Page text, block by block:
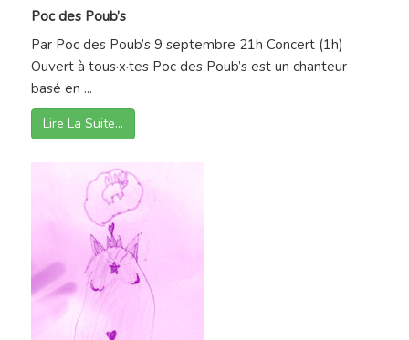
Poc des Poub’s
Par Poc des Poub’s 9 septembre 21h Concert (1h)
Ouvert à tous·x·tes Poc des Poub’s est un chanteur
basé en ...
Lire La Suite…